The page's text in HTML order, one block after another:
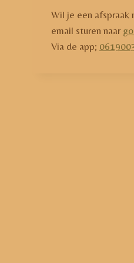
Wil je een afspraak
email sturen naar
Via de app;